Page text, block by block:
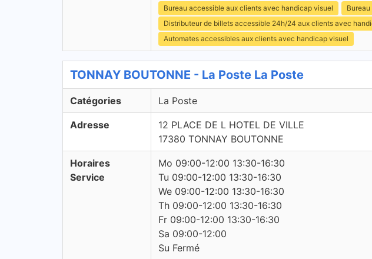
Bureau accessible aux clients avec handicap visuel
Distributeur de billets accessible 24h/24 aux clients avec
Automates accessibles aux clients avec handicap visuel
TONNAY BOUTONNE - La Poste La Poste
Catégories La Poste
Adresse
12 PLACE DE L HOTEL DE VILLE
17380 TONNAY BOUTONNE
Horaires
Service
Mo 09:00-12:00 13:30-16:30
Tu 09:00-12:00 13:30-16:30
We 09:00-12:00 13:30-16:30
Th 09:00-12:00 13:30-16:30
Fr 09:00-12:00 13:30-16:30
Sa 09:00-12:00
Su Fermé